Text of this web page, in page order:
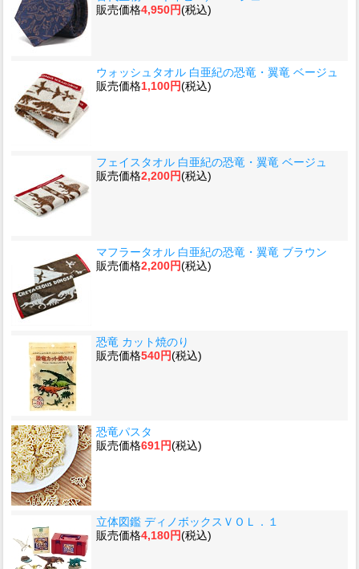
販売価格4,950円(税込)
ウォッシュタオル 白亜紀の恐竜・翼竜 ベージュ
販売価格1,100円(税込)
フェイスタオル 白亜紀の恐竜・翼竜 ベージュ
販売価格2,200円(税込)
マフラータオル 白亜紀の恐竜・翼竜 ブラウン
販売価格2,200円(税込)
恐竜 カット焼のり
販売価格540円(税込)
恐竜パスタ
販売価格691円(税込)
立体図鑑 ディノボックスＶＯＬ．１
販売価格4,180円(税込)